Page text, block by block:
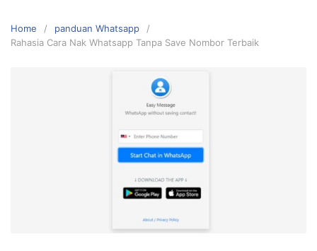
Home
panduan Whatsapp
Rahasia Cara Nak Whatsapp Tanpa Save Nombor Terbaik